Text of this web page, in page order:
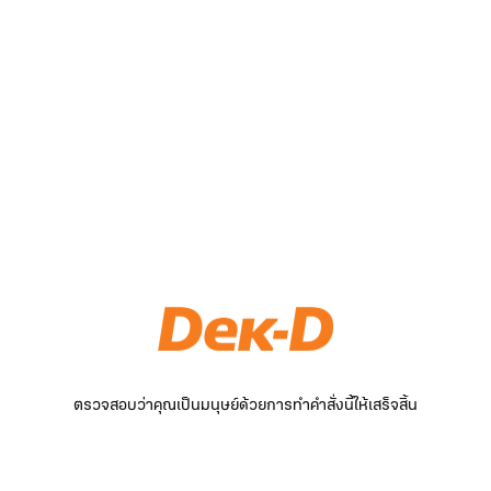
ตรวจสอบว่าคุณเป็นมนุษย์ด้วยการทำคำสั่งนี้ให้เสร็จสิ้น